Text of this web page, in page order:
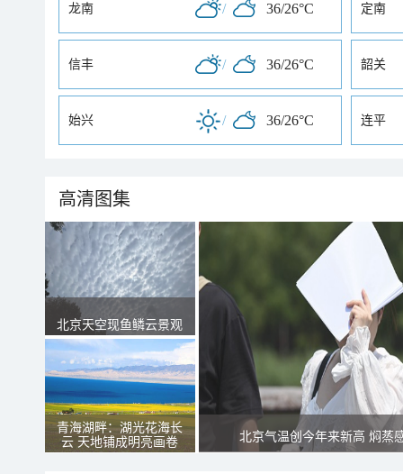
龙南 / 36/26°C 定南
信丰 / 36/26°C 韶关
始兴 / 36/26°C 连平
高清图集
北京天空现鱼鳞云景观
青海湖畔：湖光花海长
云 天地铺成明亮画卷
北京气温创今年来新高 焖蒸